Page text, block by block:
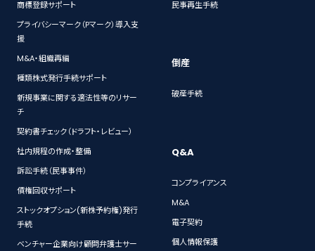
商標登録サポート
プライバシーマーク（Pマーク）導入支
援
M&A・組織再編
種類株式発行手続サポート
新規事業に関する適法性等のリサー
チ
契約書チェック（ドラフト・レビュー）
社内規程の作成・整備
訴訟手続（民事事件）
債権回収サポート
ストックオプション(新株予約権)発行
手続
ベンチャー企業向け顧問弁護士サー
民事再生手続
倒産
破産手続
Q&A
コンプライアンス
M&A
電子契約
個人情報保護